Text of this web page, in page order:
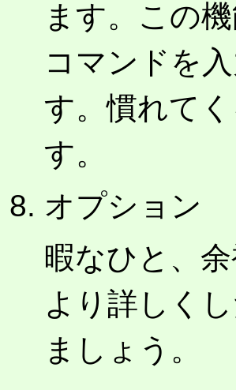
ます。この
コマンドを
す。慣れて
す。
オプション
暇なひと、
より詳しく
ましょう。